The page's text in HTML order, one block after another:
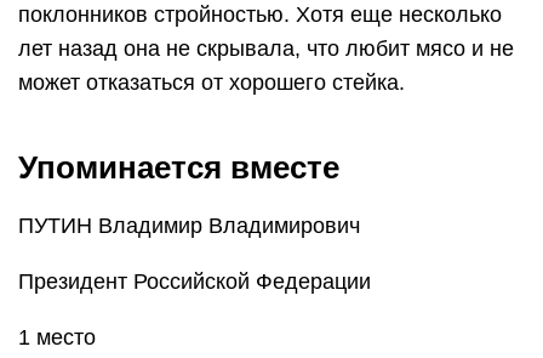
поклонников стройностью. Хотя еще несколько
лет назад она не скрывала, что любит мясо и не
может отказаться от хорошего стейка.
Упоминается вместе
ПУТИН Владимир Владимирович
Президент Российской Федерации
1 место